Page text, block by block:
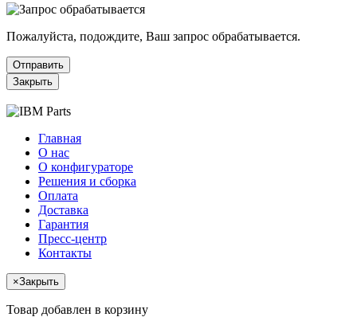
Пожалуйста, подождите, Ваш запрос обрабатывается.
Отправить
Закрыть
Главная
О нас
О конфигураторе
Решения и сборка
Оплата
Доставка
Гарантия
Пресс-центр
Контакты
×Закрыть
Товар добавлен в корзину